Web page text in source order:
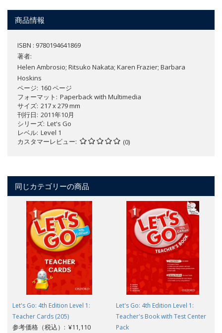
商品情報
ISBN : 9780194641869
著者:
Helen Ambrosio; Ritsuko Nakata; Karen Frazier; Barbara
Hoskins
ページ 160 ページ
フォーマット
Paperback with Multimedia
サイズ 217 x 279 mm
刊行日 2011年10月
シリーズ Let's Go
レベル Level 1
カスタマーレビュー
(0)
同じカテゴリーの商品
Let's Go: 4th Edition Level 1:
Teacher Cards (205)
参考価格（税込）: ¥11,110
Let's Go: 4th Edition Level 1:
Teacher's Book with Test Center
Pack